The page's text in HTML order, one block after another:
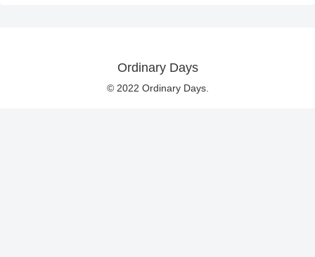
Ordinary Days
© 2022 Ordinary Days.